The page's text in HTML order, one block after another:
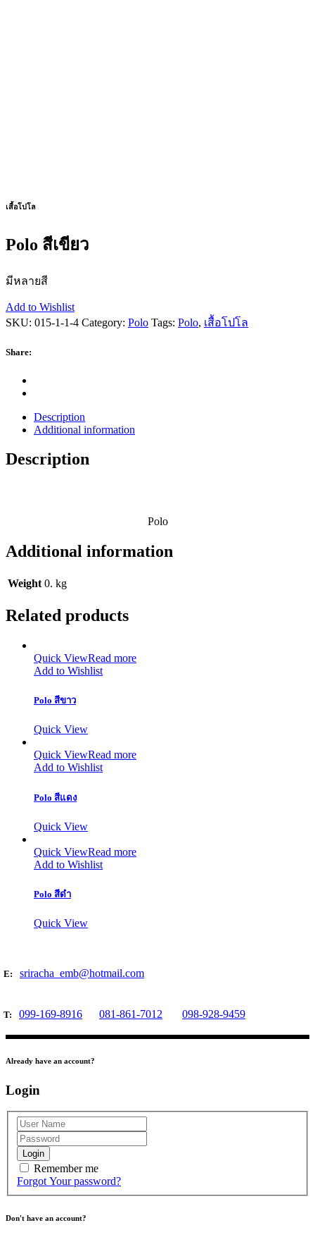
เสื้อโปโล
Polo สีเขียว
มีหลายสี
Add to Wishlist
SKU: 015-1-1-4 Category: Polo Tags: Polo, เสื้อโปโล
Share:
Description
Additional information
Description
Polo
Additional information
Weight 0. kg
Related products
Quick ViewRead more
Add to Wishlist
Polo สีขาว
Quick View
Quick ViewRead more
Add to Wishlist
Polo สีแดง
Quick View
Quick ViewRead more
Add to Wishlist
Polo สีดำ
Quick View
E: sriracha_emb@hotmail.com
T: 099-169-8916 081-861-7012 098-928-9459
Already have an account?
Login
Login
Remember me
Forgot Your password?
Don't have an account?